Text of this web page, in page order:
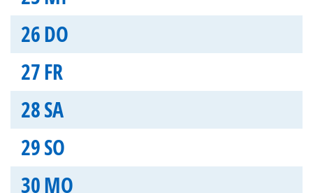
26DO
27FR
28SA
29SO
30MO